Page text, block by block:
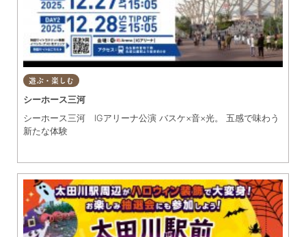
遊ぶ・楽しむ
シーホース三河
シーホース三河 IGアリーナ公演 バスケ×音×光。 五感で味わう
新たな体験